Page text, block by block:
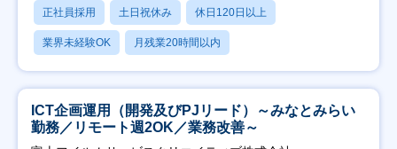
正社員採用 土日祝休み 休日120日以上
業界未経験OK 月残業20時間以内
ICT企画運用（開発及びPJリード）～みなとみらい
勤務／リモート週2OK／業務改善～